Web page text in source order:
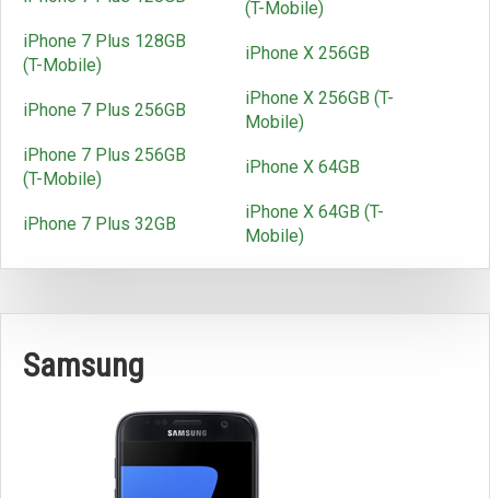
(T-Mobile)
iPhone 7 Plus 128GB
(T-Mobile)
iPhone X 256GB
iPhone 7 Plus 256GB
iPhone X 256GB (T-
Mobile)
iPhone 7 Plus 256GB
(T-Mobile)
iPhone X 64GB
iPhone 7 Plus 32GB
iPhone X 64GB (T-
Mobile)
Samsung